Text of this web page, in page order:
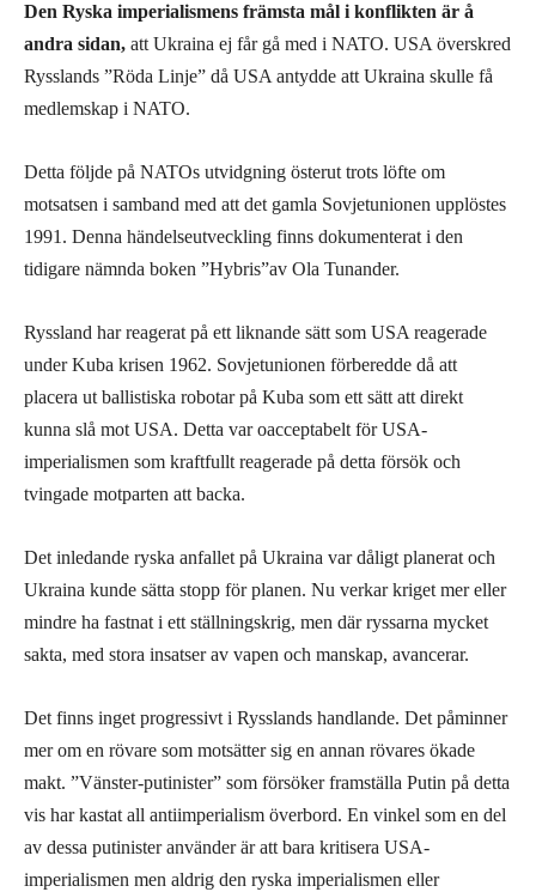
Den Ryska imperialismens främsta mål i konflikten är å
andra sidan, att Ukraina ej får gå med i NATO. USA överskred
Rysslands ”Röda Linje” då USA antydde att Ukraina skulle få
medlemskap i NATO.
Detta följde på NATOs utvidgning österut trots löfte om
motsatsen i samband med att det gamla Sovjetunionen upplöstes
1991. Denna händelseutveckling finns dokumenterat i den
tidigare nämnda boken ”Hybris”av Ola Tunander.
Ryssland har reagerat på ett liknande sätt som USA reagerade
under Kuba krisen 1962. Sovjetunionen förberedde då att
placera ut ballistiska robotar på Kuba som ett sätt att direkt
kunna slå mot USA. Detta var oacceptabelt för USA-
imperialismen som kraftfullt reagerade på detta försök och
tvingade motparten att backa.
Det inledande ryska anfallet på Ukraina var dåligt planerat och
Ukraina kunde sätta stopp för planen. Nu verkar kriget mer eller
mindre ha fastnat i ett ställningskrig, men där ryssarna mycket
sakta, med stora insatser av vapen och manskap, avancerar.
Det finns inget progressivt i Rysslands handlande. Det påminner
mer om en rövare som motsätter sig en annan rövares ökade
makt. ”Vänster-putinister” som försöker framställa Putin på detta
vis har kastat all antiimperialism överbord. En vinkel som en del
av dessa putinister använder är att bara kritisera USA-
imperialismen men aldrig den ryska imperialismen eller